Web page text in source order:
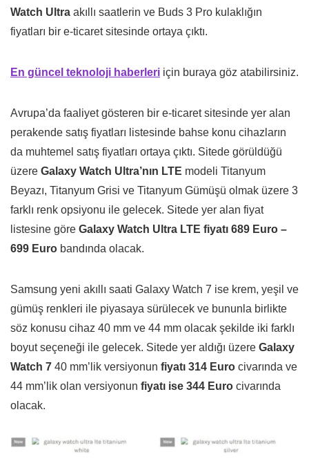
Watch Ultra akıllı saatlerin ve Buds 3 Pro kulaklığın
fiyatları bir e-ticaret sitesinde ortaya çıktı.
En güncel teknoloji haberleri için buraya göz atabilirsiniz.
Avrupa’da faaliyet gösteren bir e-ticaret sitesinde yer alan
perakende satış fiyatları listesinde bahse konu cihazların
da muhtemel satış fiyatları ortaya çıktı. Sitede görüldüğü
üzere Galaxy Watch Ultra’nın LTE modeli Titanyum
Beyazı, Titanyum Grisi ve Titanyum Gümüşü olmak üzere 3
farklı renk opsiyonu ile gelecek. Sitede yer alan fiyat
listesine göre Galaxy Watch Ultra LTE fiyatı 689 Euro –
699 Euro bandında olacak.
Samsung yeni akıllı saati Galaxy Watch 7 ise krem, yeşil ve
gümüş renkleri ile piyasaya sürülecek ve bununla birlikte
söz konusu cihaz 40 mm ve 44 mm olacak şekilde iki farklı
boyut seçeneği ile gelecek. Sitede yer aldığı üzere Galaxy
Watch 7 40 mm’lik versiyonun fiyatı 314 Euro civarında ve
44 mm’lik olan versiyonun fiyatı ise 344 Euro civarında
olacak.